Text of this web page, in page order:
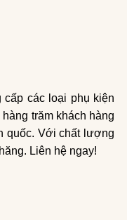
cấp các loại phụ kiện
trăm khách hàng
quốc. Với chất lượng
Liên hệ ngay!